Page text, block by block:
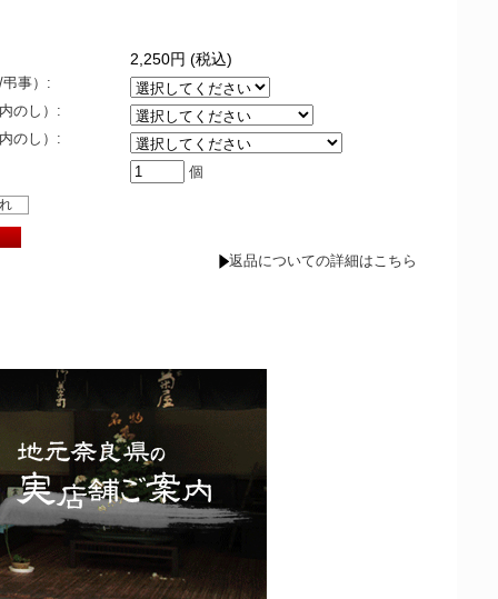
2,250円 (税込)
事）:
のし）:
のし）:
個
返品についての詳細はこちら